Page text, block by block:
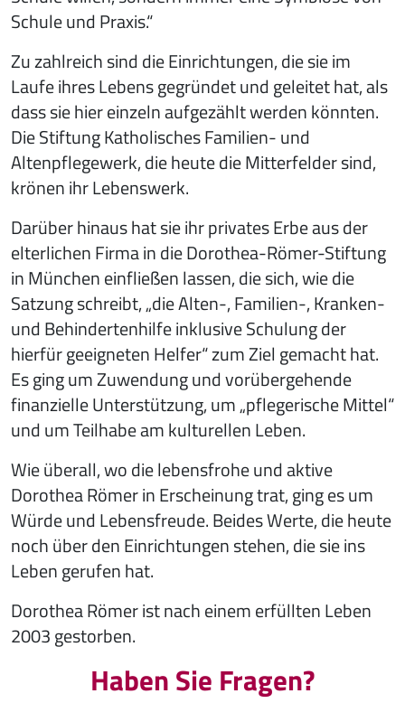
Schule und Praxis.“
Zu zahlreich sind die Einrichtungen, die sie im
Laufe ihres Lebens gegründet und geleitet hat, als
dass sie hier einzeln aufgezählt werden könnten.
Die Stiftung Katholisches Familien- und
Altenpflegewerk, die heute die Mitterfelder sind,
krönen ihr Lebenswerk.
Darüber hinaus hat sie ihr privates Erbe aus der
elterlichen Firma in die Dorothea-Römer-Stiftung
in München einfließen lassen, die sich, wie die
Satzung schreibt, „die Alten-, Familien-, Kranken-
und Behindertenhilfe inklusive Schulung der
hierfür geeigneten Helfer“ zum Ziel gemacht hat.
Es ging um Zuwendung und vorübergehende
finanzielle Unterstützung, um „pflegerische Mittel“
und um Teilhabe am kulturellen Leben.
Wie überall, wo die lebensfrohe und aktive
Dorothea Römer in Erscheinung trat, ging es um
Würde und Lebensfreude. Beides Werte, die heute
noch über den Einrichtungen stehen, die sie ins
Leben gerufen hat.
Dorothea Römer ist nach einem erfüllten Leben
2003 gestorben.
Haben Sie Fragen?